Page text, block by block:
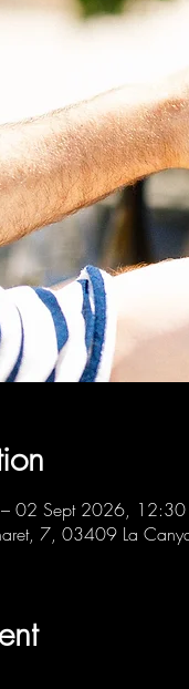
02 Sept 2026, 12:30
7, 03409 La